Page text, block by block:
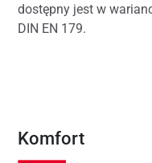
dostępny jest w
DIN EN 179.
Komfort